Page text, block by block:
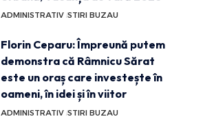
ADMINISTRATIV STIRI BUZAU
Florin Ceparu: Împreună putem
demonstra că Râmnicu Sărat
este un oraș care investește în
oameni, în idei și în viitor
ADMINISTRATIV STIRI BUZAU